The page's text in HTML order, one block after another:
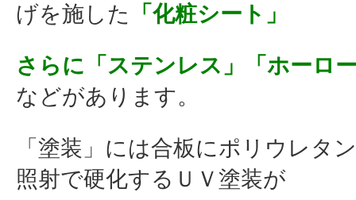
げを施した
「化粧シート」
さらに「ステンレス」「ホーロ
などがあります。
「塗装」には合板にポリウレタ
照射で硬化するＵＶ塗装が